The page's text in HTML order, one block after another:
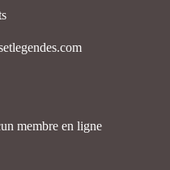
membre en ligne